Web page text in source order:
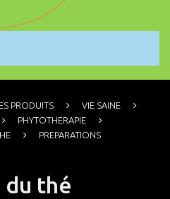
PRODUITS
VIE SAINE
PHYTOTHERAPIE
PREPARATIONS
thé